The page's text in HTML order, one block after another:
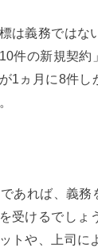
は義務ではな
件の新規契約
1ヵ月に8件し
あれば、義務
受けるでしょ
トや、上司に